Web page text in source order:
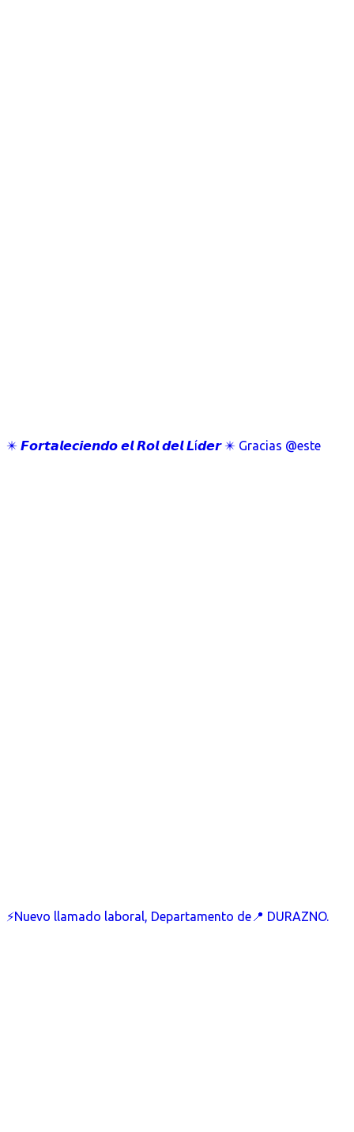
✴️ 𝙁𝙤𝙧𝙩𝙖𝙡𝙚𝙘𝙞𝙚𝙣𝙙𝙤 𝙚𝙡 𝙍𝙤𝙡 𝙙𝙚𝙡 𝙇í𝙙𝙚𝙧 ✴️ Gracias @este
⚡Nuevo llamado laboral, Departamento de📍 DURAZNO.